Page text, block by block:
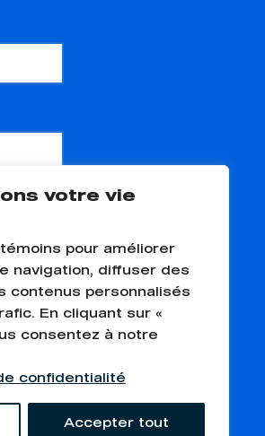
votre vie
pour améliorer
navigation, diffuser des
contenus personnalisés
En cliquant sur «
consentez à notre
confidentialité
Accepter tout